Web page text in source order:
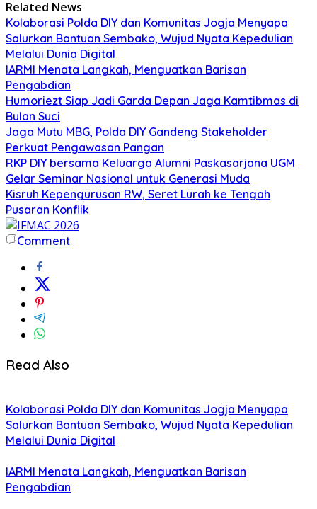
Related News
Kolaborasi Polda DIY dan Komunitas Jogja Menyapa
Salurkan Bantuan Sembako, Wujud Nyata Kepedulian
Melalui Dunia Digital
IARMI Menata Langkah, Menguatkan Barisan
Pengabdian
Humoriezt Siap Jadi Garda Depan Jaga Kamtibmas di
Bulan Suci
Jaga Mutu MBG, Polda DIY Gandeng Stakeholder
Perkuat Pengawasan Pangan
RKP DIY bersama Keluarga Alumni Paskasarjana UGM
Gelar Seminar Nasional untuk Generasi Muda
Kisruh Kepengurusan RW, Seret Lurah ke Tengah
Pusaran Konflik
Comment
Read Also
Kolaborasi Polda DIY dan Komunitas Jogja Menyapa
Salurkan Bantuan Sembako, Wujud Nyata Kepedulian
Melalui Dunia Digital
IARMI Menata Langkah, Menguatkan Barisan
Pengabdian